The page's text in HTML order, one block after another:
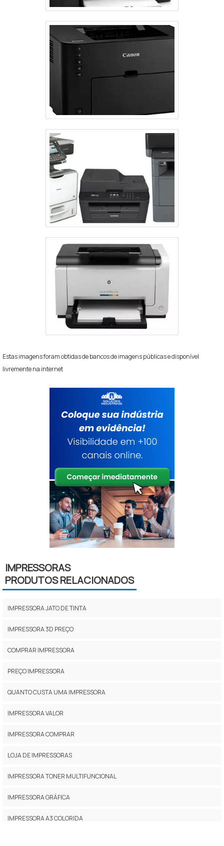
Estas imagens foram obtidas de bancos de imagens públicas e disponível
livremente na internet
IMPRESSORAS
PRODUTOS RELACIONADOS
IMPRESSORA JATO DE TINTA
IMPRESSORA 3D PREÇO
COMPRAR IMPRESSORA
PREÇO IMPRESSORA
QUANTO CUSTA UMA IMPRESSORA
IMPRESSORA VALOR
IMPRESSORA COMPRAR
LOJA DE IMPRESSORAS
IMPRESSORA TONER MULTIFUNCIONAL
IMPRESSORA GRÁFICA
IMPRESSORA A3 COLORIDA